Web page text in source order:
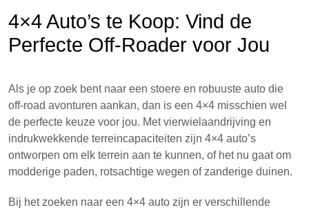
4×4 Auto’s te Koop: Vind de
Perfecte Off-Roader voor Jou
Als je op zoek bent naar een stoere en robuuste auto die
off-road avonturen aankan, dan is een 4×4 misschien wel
de perfecte keuze voor jou. Met vierwielaandrijving en
indrukwekkende terreincapaciteiten zijn 4×4 auto’s
ontworpen om elk terrein aan te kunnen, of het nu gaat om
modderige paden, rotsachtige wegen of zanderige duinen.
Bij het zoeken naar een 4×4 auto zijn er verschillende